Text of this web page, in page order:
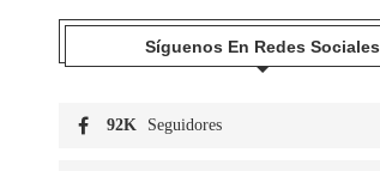
Síguenos En Redes Sociales
92K Seguidores